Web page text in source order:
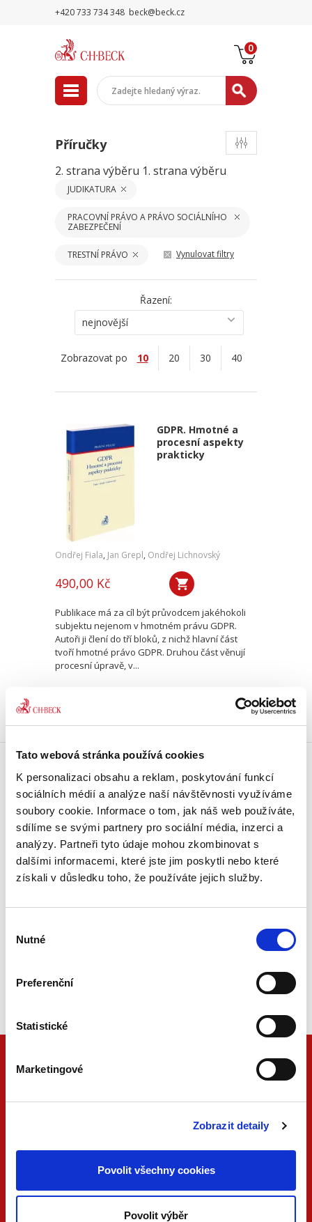
Tato webová stránka používá cookies
K personalizaci obsahu a reklam, poskytování funkcí
sociálních médií a analýze naší návštěvnosti využíváme
soubory cookie. Informace o tom, jak náš web používáte,
sdílíme se svými partnery pro sociální média, inzerci a
analýzy. Partneři tyto údaje mohou zkombinovat s
dalšími informacemi, které jste jim poskytli nebo které
získali v důsledku toho, že používáte jejich služby.
souhlasu
Nutné
Preferenční
Statistické
Marketingové
Zobrazit detaily
Povolit všechny cookies
Povolit výběr
+420 733 734 348 beck@beck.cz
0
Příručky
2. strana výběru 1. strana výběru
JUDIKATURA
PRACOVNÍ PRÁVO A PRÁVO SOCIÁLNÍHO
ZABEZPEČENÍ
TRESTNÍ PRÁVO Vynulovat filtry
Řazení:
nejnovější
Zobrazovat po 10 20 30 40
GDPR. Hmotné a
procesní aspekty
prakticky
Ondřej Fiala, Jan Grepl, Ondřej Lichnovský
490,00 Kč
Publikace má za cíl být průvodcem jakéhokoli
subjektu nejenom v hmotném právu GDPR.
Autoři ji člení do tří bloků, z nichž hlavní část
tvoří hmotné právo GDPR. Druhou část věnují
procesní úpravě, v...
Doprava zdarma
Získejte dopravu zdarma
při nákupu nad 1500 Kč.
Tradiční nakladatelství
Působíme na trhu přes 30 let.
VERZE